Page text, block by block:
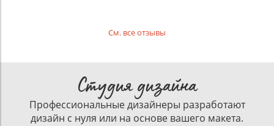
См. все отзывы
Студия дизайна
Профессиональные дизайнеры разработают
дизайн с нуля или на основе вашего макета.